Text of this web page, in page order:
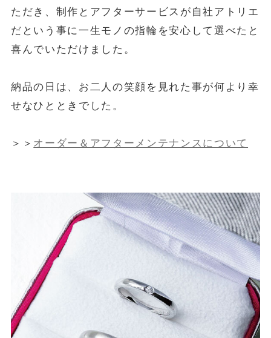
ただき、制作とアフターサービスが自社アトリエ
だという事に一生モノの指輪を安心して選べたと
喜んでいただけました。
納品の日は、お二人の笑顔を見れた事が何より幸
せなひとときでした。
＞＞ オーダー＆アフターメンテナンスについて